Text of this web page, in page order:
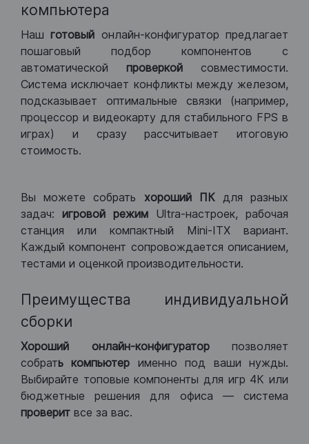
компьютера
Нашготовый онлайн-конфигуратор предлагает
пошаговый подбор компонентов с
автоматической проверкой совместимости.
Система исключает конфликты между железом,
подсказывает оптимальные связки (например,
процессор и видеокарту для стабильного FPS в
играх) и сразу рассчитывает итоговую
стоимость.
Вы можете собрать хороший ПКдля разных
задач: игровой режим Ultra-настроек, рабочая
станция или компактный Mini-ITX вариант.
Каждый компонент сопровождается описанием,
тестами и оценкой производительности.
Преимущества индивидуальной
сборки
Хороший онлайн-конфигураторпозволяет
собрать компьютер именно под ваши нужды.
Выбирайте топовые компоненты для игр 4К или
бюджетные решения для офиса — система
проверит все за вас.